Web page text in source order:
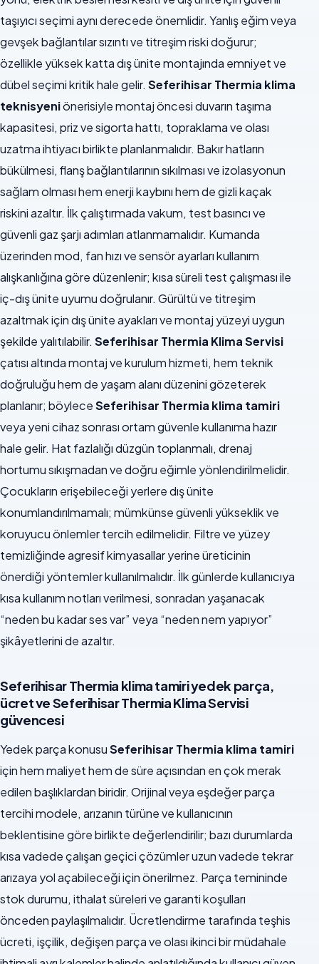
taşıyıcı seçimi aynı derecede önemlidir. Yanlış eğim veya
gevşek bağlantılar sızıntı ve titreşim riski doğurur;
özellikle yüksek katta dış ünite montajında emniyet ve
dübel seçimi kritik hale gelir. Seferihisar Thermia klima
teknisyeniönerisiyle montaj öncesi duvarın taşıma
kapasitesi, priz ve sigorta hattı, topraklama ve olası
uzatma ihtiyacı birlikte planlanmalıdır. Bakır hatların
bükülmesi, flanş bağlantılarının sıkılması ve izolasyonun
sağlam olması hem enerji kaybını hem de gizli kaçak
riskini azaltır. İlk çalıştırmada vakum, test basıncı ve
güvenli gaz şarjı adımları atlanmamalıdır. Kumanda
üzerinden mod, fan hızı ve sensör ayarları kullanım
alışkanlığına göre düzenlenir; kısa süreli test çalışması ile
iç-dış ünite uyumu doğrulanır. Gürültü ve titreşim
azaltmak için dış ünite ayakları ve montaj yüzeyi uygun
şekilde yalıtılabilir. Seferihisar Thermia Klima Servisi
çatısı altında montaj ve kurulum hizmeti, hem teknik
doğruluğu hem de yaşam alanı düzenini gözeterek
planlanır; böyleceSeferihisar Thermia klima tamiri
veya yeni cihaz sonrası ortam güvenle kullanıma hazır
hale gelir. Hat fazlalığı düzgün toplanmalı, drenaj
hortumu sıkışmadan ve doğru eğimle yönlendirilmelidir.
Çocukların erişebileceği yerlere dış ünite
konumlandırılmamalı; mümkünse güvenli yükseklik ve
koruyucu önlemler tercih edilmelidir. Filtre ve yüzey
temizliğinde agresif kimyasallar yerine üreticinin
önerdiği yöntemler kullanılmalıdır. İlk günlerde kullanıcıya
kısa kullanım notları verilmesi, sonradan yaşanacak
“neden bu kadar ses var” veya “neden nem yapıyor”
şikâyetlerini de azaltır.
Seferihisar Thermia klima tamiri yedek parça,
ücret ve Seferihisar Thermia Klima Servisi
güvencesi
Yedek parça konusuSeferihisar Thermia klima tamiri
için hem maliyet hem de süre açısından en çok merak
edilen başlıklardan biridir. Orijinal veya eşdeğer parça
tercihi modele, arızanın türüne ve kullanıcının
beklentisine göre birlikte değerlendirilir; bazı durumlarda
kısa vadede çalışan geçici çözümler uzun vadede tekrar
arızaya yol açabileceği için önerilmez. Parça temininde
stok durumu, ithalat süreleri ve garanti koşulları
önceden paylaşılmalıdır. Ücretlendirme tarafında teşhis
ücreti, işçilik, değişen parça ve olası ikinci bir müdahale